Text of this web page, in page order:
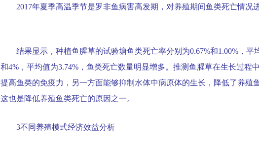
2017年夏季高温季节是罗非鱼病害高发期，对养殖期间鱼类死亡情况
结果显示，种植鱼腥草的试验塘鱼类死亡率分别为0.67%和1.00% ，平
和4% ，平均值为3.74% ，鱼类死亡数量明显增多。推测鱼腥草在生长过
提高鱼类的免疫力，另一方面能够抑制水体中病原体的生长，降低了养殖
这也是降低养殖鱼类死亡的原因之一。
3不同养殖模式经济效益分析